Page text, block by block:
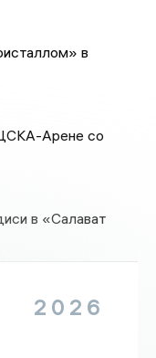
в
Арене со
в «Салават
2026